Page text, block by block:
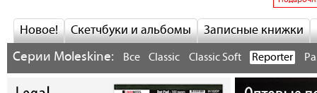
Новое! Скетчбуки и альбомы Записные книжки
Серии Moleskine: Все Classic Classic Soft Reporter